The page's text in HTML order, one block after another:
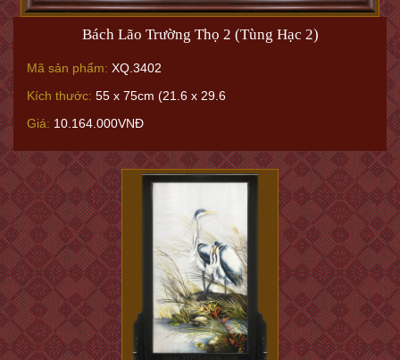
Bách Lão Trường Thọ 2 (Tùng Hạc 2)
Mã sản phẩm: XQ.3402
Kích thước: 55 x 75cm (21.6 x 29.6
Giá: 10.164.000VNĐ